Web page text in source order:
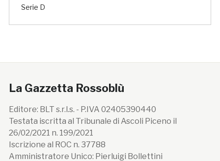
Serie D
La Gazzetta Rossoblù
Editore: BLT s.r.l.s. - P.IVA 02405390440
Testata iscritta al Tribunale di Ascoli Piceno il
26/02/2021 n. 199/2021
Iscrizione al ROC n. 37788
Amministratore Unico: Pierluigi Bollettini